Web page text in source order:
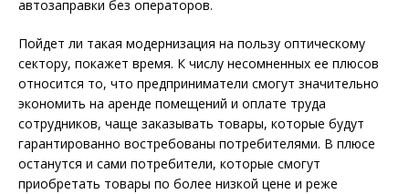
автозаправки без операторов.
Пойдет ли такая модернизация на пользу оптическому
сектору, покажет время. К числу несомненных ее плюсов
относится то, что предприниматели смогут значительно
экономить на аренде помещений и оплате труда
сотрудников, чаще заказывать товары, которые будут
гарантированно востребованы потребителями. В плюсе
останутся и сами потребители, которые смогут
приобретать товары по более низкой цене и реже